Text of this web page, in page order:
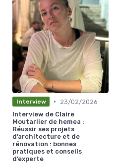
Interview •
23/02/2026
Interview de Claire
Moutarlier de hemea :
Réussir ses projets
d’architecture et de
rénovation : bonnes
pratiques et conseils
d’experte